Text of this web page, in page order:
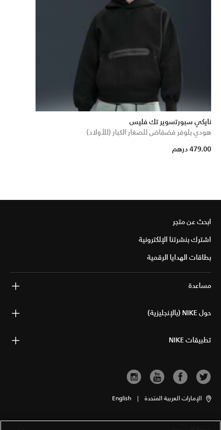
نايكي سبورتسوير تك فليس
هودي بلوفر فضفاض للصغار الكبار (للأولاد)
479.00 درهم
ابحث عن متجر
اشترك بنشرتنا الإلكترونية
بطاقات الهدايا الرقمية
مساعدة
حول NIKE (بالإنجليزية)
تطبيقات NIKE
الإمارات العربية المتحدة |
English